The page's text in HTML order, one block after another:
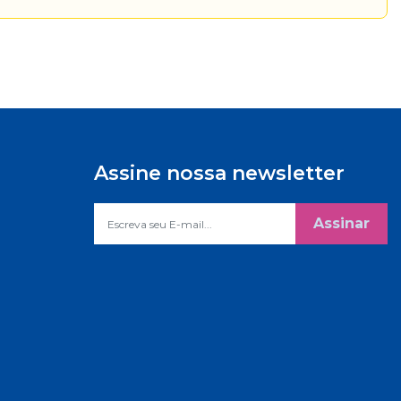
Assine nossa newsletter
Assinar